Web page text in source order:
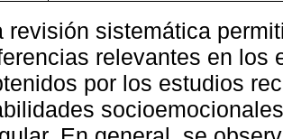
revisión sistemática
relevantes en los
por los estudios